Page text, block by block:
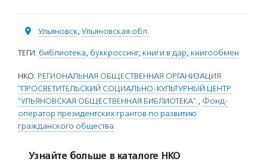
Ульяновск, Ульяновская обл.
ТЕГИ: библиотека, буккроссинг, книги в дар, книгообмен
НКО: РЕГИОНАЛЬНАЯ ОБЩЕСТВЕННАЯ ОРГАНИЗАЦИЯ
"ПРОСВЕТИТЕЛЬСКИЙ СОЦИАЛЬНО-КУЛЬТУРНЫЙ ЦЕНТР
"УЛЬЯНОВСКАЯ ОБЩЕСТВЕННАЯ БИБЛИОТЕКА"., Фонд-
оператор президентских грантов по развитию
гражданского общества
Узнайте больше в каталоге НКО